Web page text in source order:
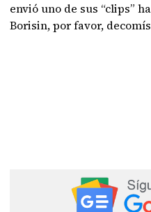
envió uno de sus “clips”
Borisin, por favor,